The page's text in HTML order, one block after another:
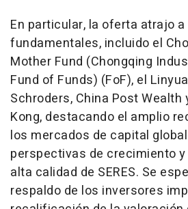
En particular, la oferta atrajo
fundamentales, incluido el
Mother Fund (Chongqing
Fund of Funds) (FoF), el
Schroders, China Post Wealth
Kong, destacando el amplio
los mercados de capital
perspectivas de crecimiento
alta calidad de SERES. Se
respaldo de los inversores